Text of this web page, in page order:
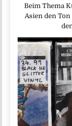
Beim Thema
Asien den